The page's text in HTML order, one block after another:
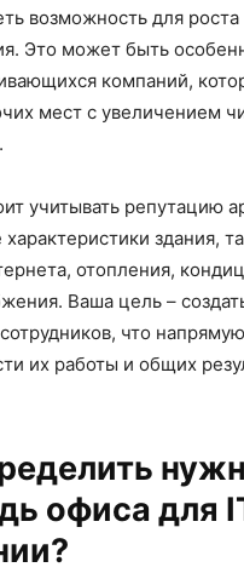
возможность для
Это может быть
компаний,
мест с увеличением
учитывать репутацию
здания,
отопления,
Ваша цель –
что
их работы и общих
офиса для